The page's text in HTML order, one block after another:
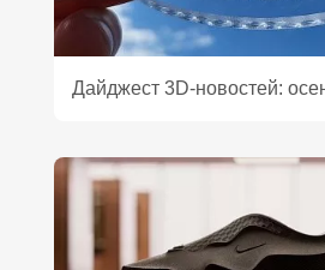
Дайджест 3D‑новостей: